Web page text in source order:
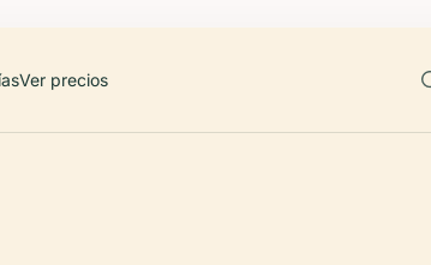
Ver precios